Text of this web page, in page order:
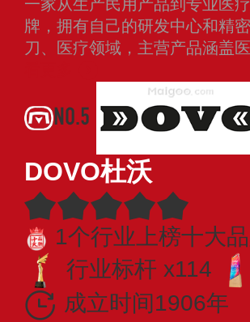
一家从生产民用产品到专业医
牌，拥有自己的研发中心和精
刀、医疗领域，主营产品涵盖
NO.5
DOVO杜沃
1个行业上榜十大
行业标杆 x114
成立时间1906年